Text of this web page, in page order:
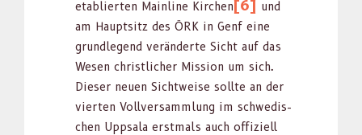
etablierten Main­line Kirchen[6]
und
am Haupt­sitz des ÖRK in Genf eine
grundle­gend verän­derte Sicht auf das
Wesen christlich­er Mis­sion um sich.
Dieser neuen Sichtweise sollte an der
vierten Vol­lver­samm­lung im schwedis­
chen Upp­sala erst­mals auch offiziell